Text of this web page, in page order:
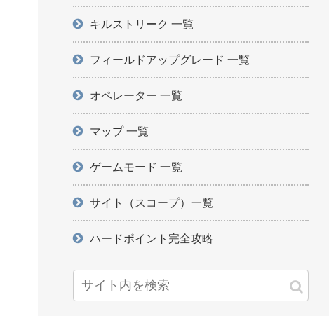
キルストリーク 一覧
フィールドアップグレード 一覧
オペレーター 一覧
マップ 一覧
ゲームモード 一覧
サイト（スコープ）一覧
ハードポイント完全攻略